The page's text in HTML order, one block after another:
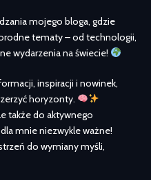
mojego bloga, gdzie
tematy – od technologii,
wydarzenia na świecie!
inspiracji i nowinek,
horyzonty.
także do aktywnego
mnie niezwykle ważne!
do wymiany myśli,